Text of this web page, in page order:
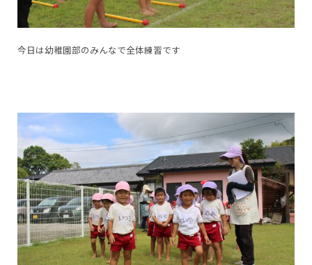
今日は幼稚園部のみんなで全体練習です